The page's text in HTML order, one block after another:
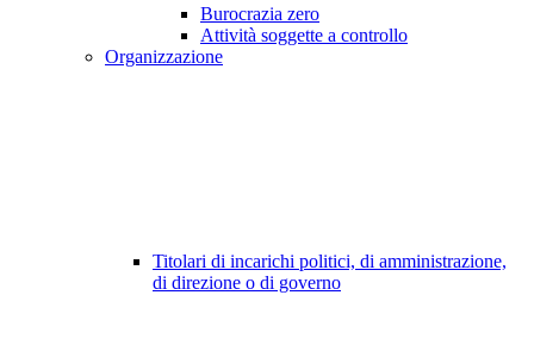
Burocrazia zero
Attività soggette a controllo
Organizzazione
Titolari di incarichi politici, di amministrazione,
di direzione o di governo